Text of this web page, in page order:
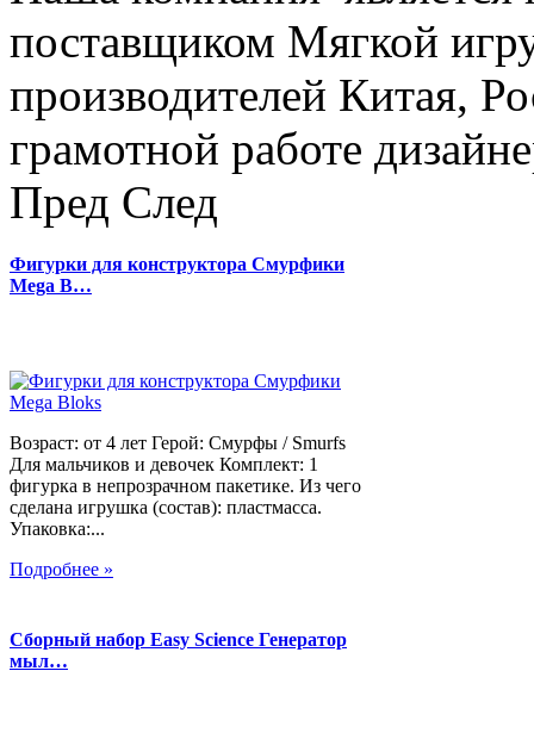
поставщиком Мягкой
производителей Китая,
грамотной работе
Пред След
Фигурки для конструктора Смурфики
Mega B…
Возраст: от 4 лет Герой: Смурфы / Smurfs
Для мальчиков и девочек Комплект: 1
фигурка в непрозрачном пакетике. Из чего
сделана игрушка (состав): пластмасса.
Упаковка:...
Подробнее »
Сборный набор Easy Science Генератор
мыл…